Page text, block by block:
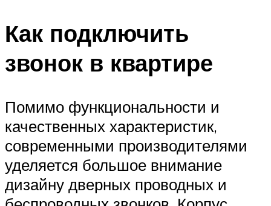
Как подключить
звонок в квартире
Помимо функциональности и
качественных характеристик,
современными производителями
уделяется большое внимание
дизайну дверных проводных и